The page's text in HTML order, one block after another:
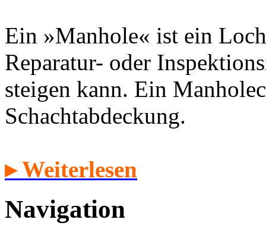
Ein »Manhole« ist ein
Reparatur- oder
steigen kann. Ein
Schachtabdeckung.
▸ Weiterlesen
Navigation